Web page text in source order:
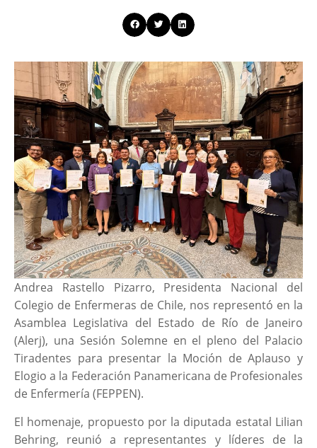
Andrea Rastello Pizarro, Presidenta Nacional del
Colegio de Enfermeras de Chile, nos representó en la
Asamblea Legislativa del Estado de Río de Janeiro
(Alerj), una Sesión Solemne en el pleno del Palacio
Tiradentes para presentar la Moción de Aplauso y
Elogio a la Federación Panamericana de Profesionales
de Enfermería (FEPPEN).
El homenaje, propuesto por la diputada estatal Lilian
Behring, reunió a representantes y líderes de la